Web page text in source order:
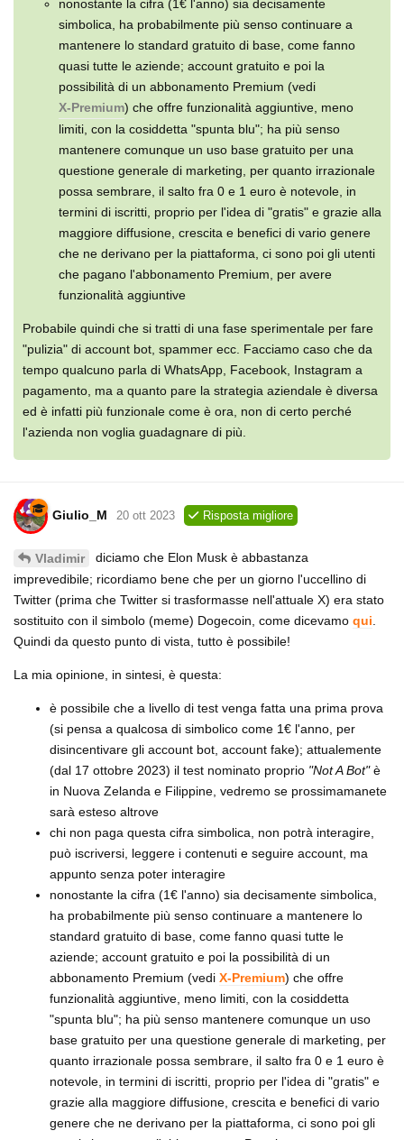
nonostante la cifra (1€ l'anno) sia decisamente
simbolica, ha probabilmente più senso continuare a
mantenere lo standard gratuito di base, come fanno
quasi tutte le aziende; account gratuito e poi la
possibilità di un abbonamento Premium (vedi
X-Premium) che offre funzionalità aggiuntive, meno
limiti, con la cosiddetta "spunta blu"; ha più senso
mantenere comunque un uso base gratuito per una
questione generale di marketing, per quanto irrazionale
possa sembrare, il salto fra 0 e 1 euro è notevole, in
termini di iscritti, proprio per l'idea di "gratis" e grazie alla
maggiore diffusione, crescita e benefici di vario genere
che ne derivano per la piattaforma, ci sono poi gli utenti
che pagano l'abbonamento Premium, per avere
funzionalità aggiuntive
Probabile quindi che si tratti di una fase sperimentale per fare
"pulizia" di account bot, spammer ecc. Facciamo caso che da
tempo qualcuno parla di WhatsApp, Facebook, Instagram a
pagamento, ma a quanto pare la strategia aziendale è diversa
ed è infatti più funzionale come è ora, non di certo perché
l'azienda non voglia guadagnare di più.
Giulio_M 20 ott 2023 Risposta migliore
Vladimir
diciamo che Elon Musk è abbastanza
imprevedibile; ricordiamo bene che per un giorno l'uccellino di
Twitter (prima che Twitter si trasformasse nell'attuale X) era stato
sostituito con il simbolo (meme) Dogecoin, come dicevamo qui
Quindi da questo punto di vista, tutto è possibile!
La mia opinione, in sintesi, è questa:
è possibile che a livello di test venga fatta una prima prova
(si pensa a qualcosa di simbolico come 1€ l'anno, per
disincentivare gli account bot, account fake); attualemente
(dal 17 ottobre 2023) il test nominato proprio "Not A Bot"è
in Nuova Zelanda e Filippine, vedremo se prossimamanete
sarà esteso altrove
chi non paga questa cifra simbolica, non potrà interagire,
può iscriversi, leggere i contenuti e seguire account, ma
appunto senza poter interagire
nonostante la cifra (1€ l'anno) sia decisamente simbolica,
ha probabilmente più senso continuare a mantenere lo
standard gratuito di base, come fanno quasi tutte le
aziende; account gratuito e poi la possibilità di un
abbonamento Premium (vedi X-Premium) che offre
funzionalità aggiuntive, meno limiti, con la cosiddetta
"spunta blu"; ha più senso mantenere comunque un uso
base gratuito per una questione generale di marketing, per
quanto irrazionale possa sembrare, il salto fra 0 e 1 euro è
notevole, in termini di iscritti, proprio per l'idea di "gratis" e
grazie alla maggiore diffusione, crescita e benefici di vario
genere che ne derivano per la piattaforma, ci sono poi gli